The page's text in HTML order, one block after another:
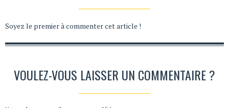
Soyez le premier à commenter cet article !
VOULEZ-VOUS LAISSER UN COMMENTAIRE ?